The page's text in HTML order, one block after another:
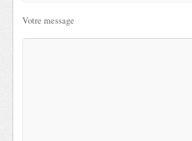
Votre message